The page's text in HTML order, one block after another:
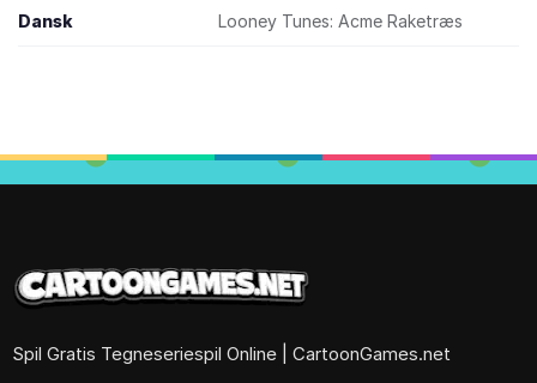
Dansk Looney Tunes: Acme Raketræs
Spil Gratis Tegneseriespil Online | CartoonGames.net